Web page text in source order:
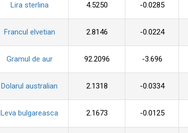
Lira sterlina 4.5250 -0.0285
Francul elvetian 2.8146 -0.0224
Gramul de aur 92.2096 -3.696
Dolarul australian 2.1318 -0.0334
Leva bulgareasca 2.1673 -0.0125